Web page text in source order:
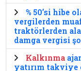
% 50’si hibe
vergilerden
traktörlerden
damga vergisi
Kalkınma
yatırım